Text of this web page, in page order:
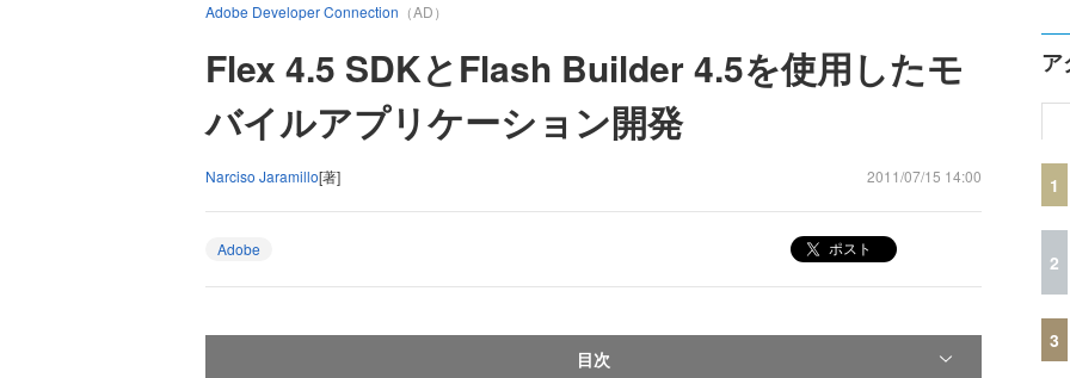
Adobe Developer Connection （AD）
Flex 4.5 SDKとFlash Builder 4.5を使用したモ
バイルアプリケーション開発
Narciso Jaramillo[著] 2011/07/15 14:00
Adobe ポスト
目次
ア
1
2
3